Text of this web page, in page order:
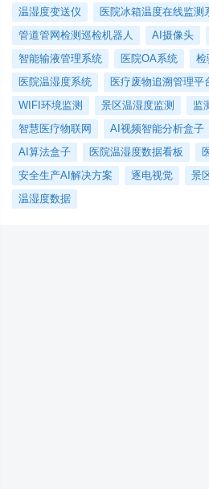
温湿度变送仪
医院冰箱温度在线监测
管道管网检测巡检机器人
AI摄像头
智能输液管理系统
医院OA系统
检
医院温湿度系统
医疗废物追溯管理平
WIFI环境监测
景区温湿度监测
监
智慧医疗物联网
AI视频智能分析盒子
AI算法盒子
医院温湿度数据看板
安全生产AI解决方案
逐电视觉
景
温湿度数据